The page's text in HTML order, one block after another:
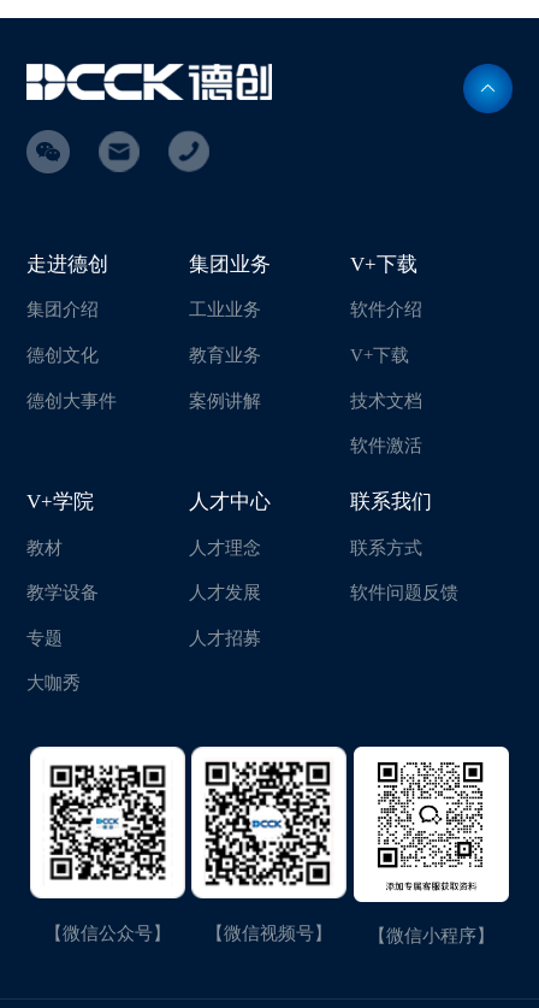
走进德创
集团介绍
德创文化
德创大事件
集团业务
工业业务
教育业务
案例讲解
V+下载
软件介绍
V+下载
技术文档
软件激活
V+学院
教材
教学设备
专题
大咖秀
人才中心
人才理念
人才发展
人才招募
联系我们
联系方式
软件问题反馈
【微信公众号】 【微信视频号】 【微信小程序】